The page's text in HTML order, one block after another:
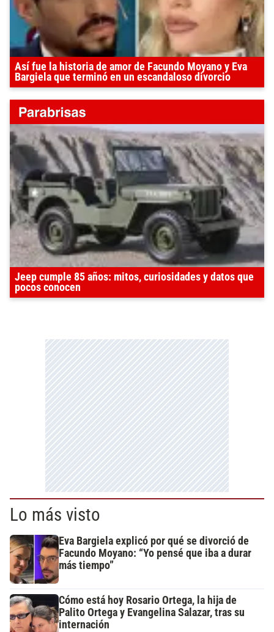
Así fue la historia de amor de Facundo Moyano y Eva
Bargiela que terminó en un escandaloso divorcio
Jeep cumple 85 años: mitos, curiosidades y datos que
pocos conocen
Lo más visto
Eva Bargiela explicó por qué se divorció de
Facundo Moyano: “Yo pensé que iba a durar
más tiempo”
Cómo está hoy Rosario Ortega, la hija de
Palito Ortega y Evangelina Salazar, tras su
internación